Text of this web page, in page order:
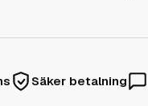
Säker betalning